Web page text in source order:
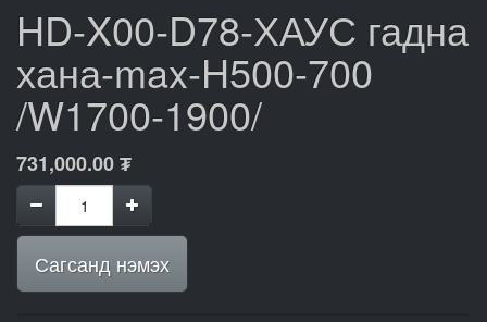
HD-X00-D78-ХАУС гадна
хана-max-H500-700
/W1700-1900/
731,000.00₮
Сагсанд нэмэх